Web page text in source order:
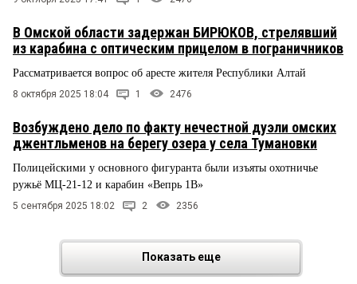
В Омской области задержан БИРЮКОВ, стрелявший
из карабина с оптическим прицелом в пограничников
Рассматривается вопрос об аресте жителя Республики Алтай
8 октября 2025 18:04 1 2476
Возбуждено дело по факту нечестной дуэли омских
джентльменов на берегу озера у села Тумановки
Полицейскими у основного фигуранта были изъяты охотничье
ружьё МЦ-21-12 и карабин «Вепрь 1В»
5 сентября 2025 18:02 2 2356
Показать еще